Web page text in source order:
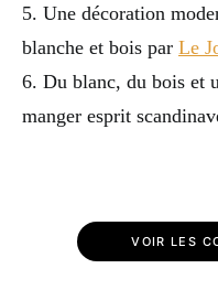
5. Une décoration
blanche et bois par Le
6. Du blanc, du bois et
manger esprit
VOIR LES